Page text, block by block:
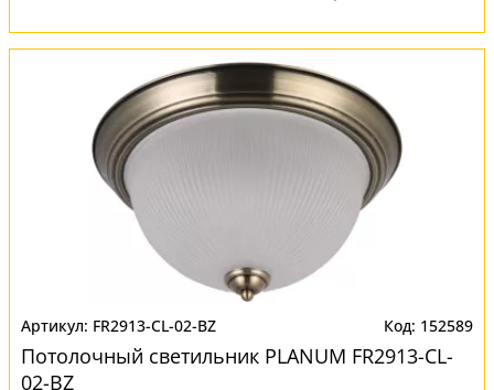
FR2913-CL-02-BZ 152589
Потолочный светильник PLANUM FR2913-CL-
02-BZ